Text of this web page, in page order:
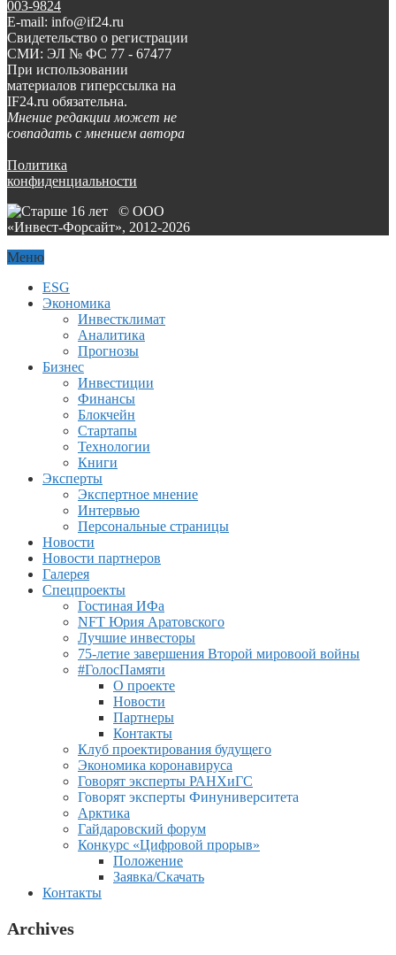
003-9824
E-mail: info@if24.ru
Свидетельство о регистрации
СМИ: ЭЛ № ФС 77 - 67477
При использовании
материалов гиперссылка на
IF24.ru обязательна.
Мнение редакции может не
совпадать с мнением автора
Политика
конфиденциальности
© ООО
«Инвест-Форсайт», 2012-2026
Меню
ESG
Экономика
Инвестклимат
Аналитика
Прогнозы
Бизнес
Инвестиции
Финансы
Блокчейн
Стартапы
Технологии
Книги
Эксперты
Экспертное мнение
Интервью
Персональные страницы
Новости
Новости партнеров
Галерея
Спецпроекты
Гостиная ИФа
NFT Юрия Аратовского
Лучшие инвесторы
75-летие завершения Второй мировоой войны
#ГолосПамяти
О проекте
Новости
Партнеры
Контакты
Клуб проектирования будущего
Экономика коронавируса
Говорят эксперты РАНХиГС
Говорят эксперты Финуниверситета
Арктика
Гайдаровский форум
Конкурс «Цифровой прорыв»
Положение
Заявка/Скачать
Контакты
Archives